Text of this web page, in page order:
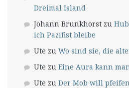
Dreimal Island
Johann Brunkhorst zu
ich Pazifist bleibe
Ute zu Wo sind sie, die
Ute zu Eine Aura kann
Ute zu Der Mob will